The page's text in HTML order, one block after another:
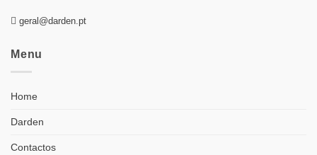
geral@darden.pt
Menu
Home
Darden
Contactos